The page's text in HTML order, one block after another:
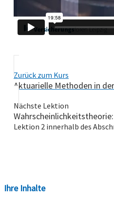
Zurück zum Kurs
Aktuarielle Methoden in
Nächste Lektion
Lektion 2 innerhalb des
Ihre Inhalte